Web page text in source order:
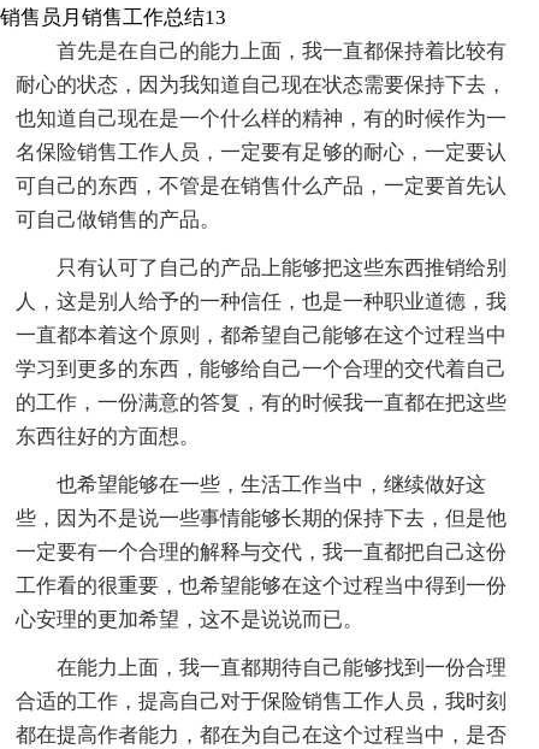
销售员月销售工作总结13
首先是在自己的能力上面，我一直都保持着比较有
耐心的状态，因为我知道自己现在状态需要保持下去，
也知道自己现在是一个什么样的精神，有的时候作为一
名保险销售工作人员，一定要有足够的耐心，一定要认
可自己的东西，不管是在销售什么产品，一定要首先认
可自己做销售的产品。
只有认可了自己的产品上能够把这些东西推销给别
人，这是别人给予的一种信任，也是一种职业道德，我
一直都本着这个原则，都希望自己能够在这个过程当中
学习到更多的东西，能够给自己一个合理的交代着自己
的工作，一份满意的答复，有的时候我一直都在把这些
东西往好的方面想。
也希望能够在一些，生活工作当中，继续做好这
些，因为不是说一些事情能够长期的保持下去，但是他
一定要有一个合理的解释与交代，我一直都把自己这份
工作看的很重要，也希望能够在这个过程当中得到一份
心安理的更加希望，这不是说说而已。
在能力上面，我一直都期待自己能够找到一份合理
合适的工作，提高自己对于保险销售工作人员，我时刻
都在提高作者能力，都在为自己在这个过程当中，是否